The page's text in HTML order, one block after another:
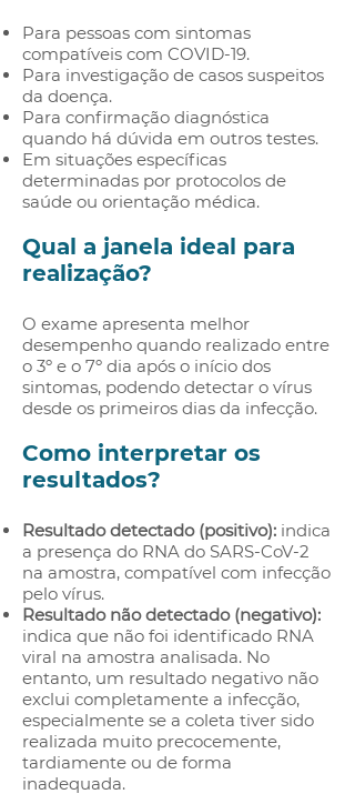
Para pessoas com sintomas
compatíveis com COVID-19.
Para investigação de casos suspeitos
da doença.
Para confirmação diagnóstica
quando há dúvida em outros testes.
Em situações específicas
determinadas por protocolos de
saúde ou orientação médica.
Qual a janela ideal para
realização?
O exame apresenta melhor
desempenho quando realizado entre
o 3º e o 7º dia após o início dos
sintomas, podendo detectar o vírus
desde os primeiros dias da infecção.
Como interpretar os
resultados?
Resultado detectado (positivo): indica
a presença do RNA do SARS-CoV-2
na amostra, compatível com infecção
pelo vírus.
Resultado não detectado (negativo):
indica que não foi identificado RNA
viral na amostra analisada. No
entanto, um resultado negativo não
exclui completamente a infecção,
especialmente se a coleta tiver sido
realizada muito precocemente,
tardiamente ou de forma
inadequada.